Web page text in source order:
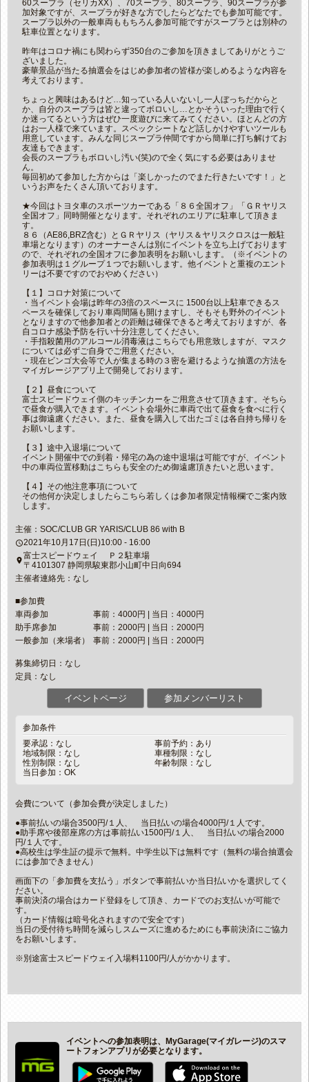
60スープラ（セリカXX）、70スープラ、80スープラ、90スープラが参
加対象ですが、スープラが好きな方でしたらどなたでも参加可能です。
スープラ以外の一般車両ももちろん参加可能ですがスープラとは別枠の
駐車位置となります。
昨年はコロナ禍にも関わらず350台のご参加を頂きましてありがとうご
ざいました。
豪華景品が当たる抽選会をはじめ参加者の皆様が楽しめるような内容を
考えております。
ちょっと興味はあるけど…知っている人いないし一人ぼっちだからと
か、自分のスープラは皆と違ってボロいし…とかそういった理由で行く
か迷ってるという方はぜひ一度遊びに来てみてください。ほとんどの方
はお一人様で来ています。スペックシートなど話しかけやすいツールも
用意しています。みんな同じスープラ仲間ですから簡単に打ち解けてお
友達もできます。
会長のスープラもボロいし汚い(笑)ので全く気にする必要はありませ
ん。
毎回初めて参加した方からは「楽しかったのでまた行きたいです！」と
いうお声をたくさん頂いております。
★今回はトヨタ車のスポーツカーである「８６全国オフ」「ＧＲヤリス
全国オフ」同時開催となります。それぞれのエリアに駐車して頂きま
す。
８６（AE86,BRZ含む）とＧＲヤリス（ヤリス＆ヤリスクロスは一般駐
車場となります）のオーナーさんは別にイベントを立ち上げております
ので、それぞれの全国オフに参加表明をお願いします。（※イベントの
参加表明は１グループ１つでお願いします。他イベントと重複のエント
リーは不要ですのでおやめください）
【１】コロナ対策について
・当イベント会場は昨年の3倍のスペースに 1500台以上駐車できるス
ペースを確保しており車両間隔も開けますし、そもそも野外のイベント
となりますので他参加者との距離は確保できると考えておりますが、各
自コロナ感染予防を行い十分注意してください。
・手指殺菌用のアルコール消毒液はこちらでも用意致しますが、マスク
については必ずご自身でご用意ください。
・現在ビンゴ大会等で人が集まる時の３密を避けるような抽選の方法を
マイガレージアプリ上で開発しております。
【２】昼食について
富士スピードウェイ側のキッチンカーをご用意させて頂きます。そちら
で昼食が購入できます。イベント会場外に車両で出て昼食を食べに行く
事は御遠慮ください。また、昼食を購入して出たゴミは各自持ち帰りを
お願いします。
【３】途中入退場について
イベント開催中での到着・帰宅の為の途中退場は可能ですが、イベント
中の車両位置移動はこちらも安全のため御遠慮頂きたいと思います。
【４】その他注意事項について
その他何か決定しましたらこちら若しくは参加者限定情報欄でご案内致
します。
主催：SOC/CLUB GR YARIS/CLUB 86 with B
access_time2021年10月17日(日)10:00 - 16:00
place富士スピードウェイ Ｐ２駐車場
〒4101307 静岡県駿東郡小山町中日向694
主催者連絡先：なし
■参加費
車両参加
事前：4000円 | 当日：4000円
助手席参加
事前：2000円 | 当日：2000円
一般参加（来場者）
事前：2000円 | 当日：2000円
募集締切日：なし
定員：なし
イベントページ 参加メンバーリスト
参加条件
要承認：なし
事前予約：あり
地域制限：なし
車種制限：なし
性別制限：なし
年齢制限：なし
当日参加：OK
会費について（参加会費が決定しました）
●事前払いの場合3500円/１人、 当日払いの場合4000円/１人です。
●助手席や後部座席の方は事前払い1500円/１人、 当日払いの場合2000
円/１人です。
●高校生は学生証の提示で無料。中学生以下は無料です（無料の場合抽選会
には参加できません）
画面下の「参加費を支払う」ボタンで事前払いか当日払いかを選択してく
ださい。
事前決済の場合はカード登録をして頂き、カードでのお支払いが可能で
す。
（カード情報は暗号化されますので安全です）
当日の受付待ち時間を減らしスムーズに進めるためにも事前決済にご協力
をお願いします。
※別途富士スピードウェイ入場料1100円/人がかかります。
イベントへの参加表明は、MyGarage(マイガレージ)のスマ
ートフォンアプリが必要となります。